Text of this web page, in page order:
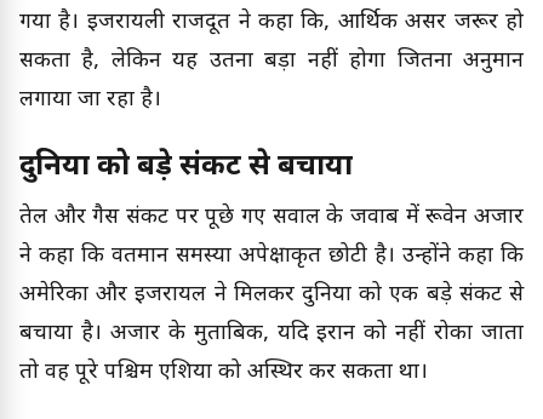
गया है। इजरायली राजदूत ने कहा कि, आर्थिक असर जरूर हो
सकता है, लेकिन यह उतना बड़ा नहीं होगा जितना अनुमान
लगाया जा रहा है।
दुनिया को बड़े संकट से बचाया
तेल और गैस संकट पर पूछे गए सवाल के जवाब में रूवेन अजार
ने कहा कि वर्तमान समस्या अपेक्षाकृत छोटी है। उन्होंने कहा कि
अमेरिका और इजरायल ने मिलकर दुनिया को एक बड़े संकट से
बचाया है। अजार के मुताबिक, यदि ईरान को नहीं रोका जाता
तो वह पूरे पश्चिम एशिया को अस्थिर कर सकता था।